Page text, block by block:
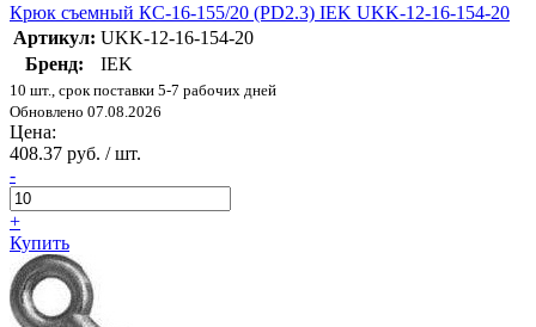
Крюк съемный КС-16-155/20 (PD2.3) IEK UKK-12-16-154-20
Артикул: UKK-12-16-154-20
Бренд:
IEK
10 шт., срок поставки 5-7 рабочих дней
Обновлено 07.08.2026
Цена:
408.37 руб. / шт.
-
+
Купить